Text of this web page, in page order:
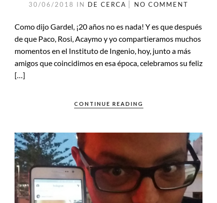
30/06/2018 IN DE CERCA NO COMMENT
Como dijo Gardel, ¡20 años no es nada! Y es que después
de que Paco, Rosi, Acaymo y yo compartieramos muchos
momentos en el Instituto de Ingenio, hoy, junto a más
amigos que coincidimos en esa época, celebramos su feliz
[…]
CONTINUE READING